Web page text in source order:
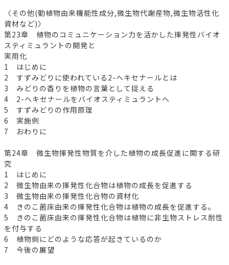
〈その他(動植物由来機能性成分,微生物代謝産物,微生物活性化
資材など)〉
第23章 植物のコミュニケーション力を活かした揮発性バイオ
スティミュラントの開発と
実用化
1 はじめに
2 すずみどりに使われている2-ヘキセナールとは
3 みどりの香りを植物の言葉として捉える
4 2-ヘキセナールをバイオスティミュラントへ
5 すずみどりの作用原理
6 実施例
7 おわりに
第24章 微生物揮発性物質を介した植物の成長促進に関する研
究
1 はじめに
2 微生物由来の揮発性化合物は植物の成長を促進する
3 微生物由来の揮発性化合物の資材化
4 きのこ菌床由来の揮発性化合物は植物の成長を促進する。
5 きのこ菌床由来の揮発性化合物は植物に非生物ストレス耐性
を付与する
6 植物側にどのような応答が起きているのか
7 今後の展望